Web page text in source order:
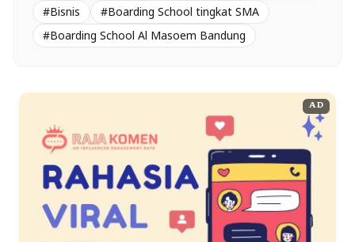
#Bisnis
#Boarding School tingkat SMA
#Boarding School Al Masoem Bandung
AD